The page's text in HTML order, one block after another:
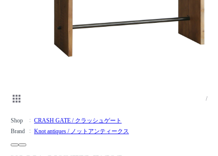
/
Shop
CRASH GATE / クラッシュゲート
Brand
Knot antiques / ノットアンティークス